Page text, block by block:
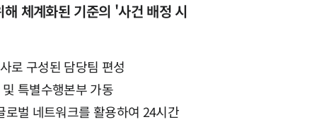
체계화된 기준의 '사건 배정 시
로 구성된 담당팀 편성
특별수행본부 가동
벌 네트워크를 활용하여 24시간